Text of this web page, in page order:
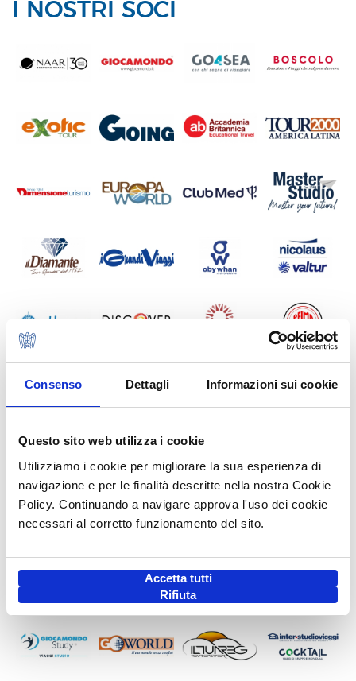
Consenso Dettagli Informazioni sui cookie
Questo sito web utilizza i cookie
Utilizziamo i cookie per migliorare la sua esperienza di
navigazione e per le finalità descritte nella nostra Cookie
Policy. Continuando a navigare approva l'uso dei cookie
necessari al corretto funzionamento del sito.
Accetta tutti
Rifiuta
I NOSTRI SOCI